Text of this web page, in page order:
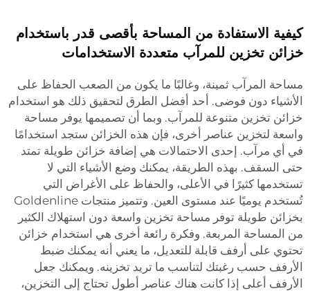
كيفية الاستفادة من المساحة بأقصى قدر باستخدام
خزائن تخزين للمرآب متعددة الاستخدامات
مساحة المرآب ثمينة، وغالبًا ما يكون من الصعب الحفاظ على
الأشياء دون فوضى. أحد أفضل الطرق لتحقيق ذلك هو استخدام
خزائن تخزين متنوعة للمرآب. وبما أن تصميمها يوفر مساحة
واسعة لتخزين عناصر أخرى، فإن هذه الخزائن ستجد استخدامًا
في أي مرآب. إحدى الاحتمالات هي إضافة خزائن طويلة تمتد
حتى السقف. بهذه الطريقة، يمكنك وضع الأشياء التي لا
تستخدمها كثيرًا في الأعلى، والحفاظ على الأغراض التي
تُستخدم يوميًا عند مستوى العين. وتتميز منتجات Goldenline
بخزائن طويلة توفر مساحة تخزين واسعة دون استهلاك الكثير
من المساحة المربعة. وفكرة رائعة أخرى هي استخدام خزائن
تحتوي على أرفف قابلة للتعديل، ما يعني أنه يمكنك ضبط
الأرفف حسب رغبتك لتناسب ما تريد تخزينه. ويمكنك جعل
الأرفف أعلى إذا كانت هناك عناصر أطول تحتاج إلى التخزين،